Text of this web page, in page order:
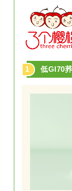
1 低GI70